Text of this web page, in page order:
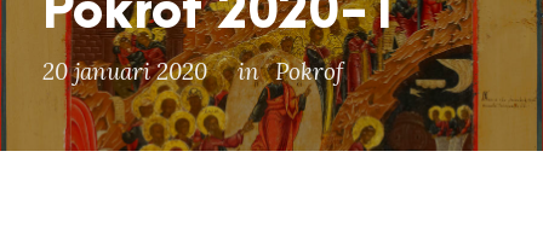
Pokrof 2020-1
20 januari 2020 in Pokrof